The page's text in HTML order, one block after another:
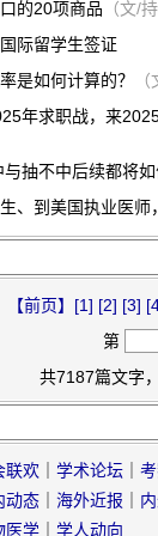
的20项商品 （文/
际留学生签证
是如何计算的？
年求职战，来
抽不中后续都将如
、到美国执业医
【前页】 [1] [2] [3]
第
共7187篇文字
联欢 学术论坛
动态 海外近报
医学 学人动向